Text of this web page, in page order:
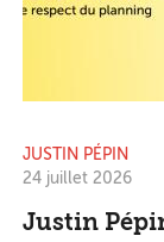
JUSTIN PÉPIN
24 juillet 2026
Justin